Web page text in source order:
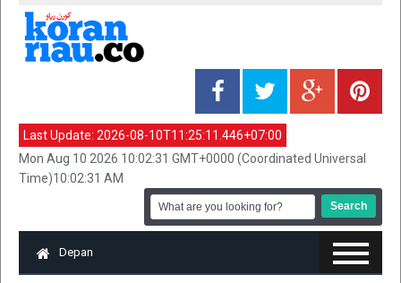
Last Update: 2026-08-10T11:25:11.446+07:00
Mon Aug 10 2026 10:02:31 GMT+0000 (Coordinated Universal
Time)10:02:31 AM
Depan